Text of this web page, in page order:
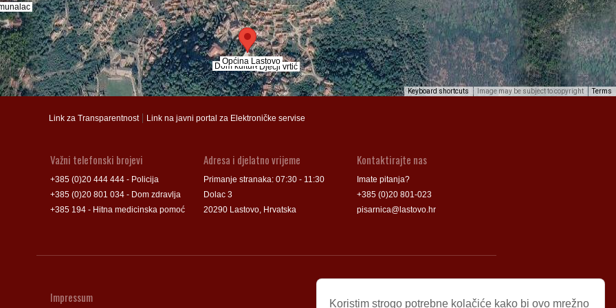
Općina Lastovo
Dječji vrtić
Dom kulture
Općina Lastovo
Dječji vrtić
Dom kulture
Keyboard shortcuts Image may be subject to copyright Terms
Link za Transparentnost| Link na javni portal za Elektroničke servise
Kontaktirajte nas
Imate pitanja?
+385 (0)20 801-023
pisarnica@lastovo.hr
Adresa i djelatno vrijeme
Primanje stranaka: 07:30 - 11:30
Dolac 3
20290 Lastovo, Hrvatska
Važni telefonski brojevi
+385 (0)20 444 444 - Policija
+385 (0)20 801 034 - Dom zdravlja
+385 194 - Hitna medicinska pomoć
Korisni linkovi
Impressum Koristim strogo potrebne kolačiće kako bi ovo mrežno